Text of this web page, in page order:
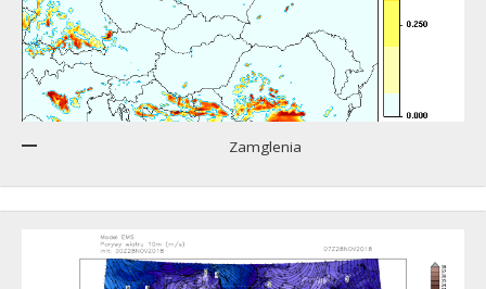
Zamglenia